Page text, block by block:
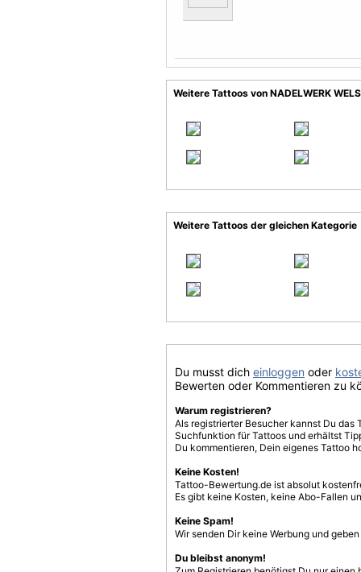
Weitere Tattoos von NADELWERK WELS
Weitere Tattoos der gleichen Kategorie
Du musst dich einloggen oder
Bewerten oder Kommentieren zu
Warum registrieren?
Als registrierter Besucher kannst Du
Suchfunktion für Tattoos und erhältst
Du kommentieren, Dein eigenes Tattoo
Keine Kosten!
Tattoo-Bewertung.de ist absolut
Es gibt keine Kosten, keine Abo-Fallen
Keine Spam!
Wir senden Dir keine Werbung und
Du bleibst anonym!